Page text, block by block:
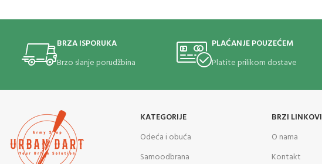
BRZA ISPORUKA
Brzo slanje porudžbina
PLAĆANJE POUZEĆEM
Platite prilikom dostave
KATEGORIJE
Odeća i obuća
Samoodbrana
BRZI LINKOVI
O nama
Kontakt